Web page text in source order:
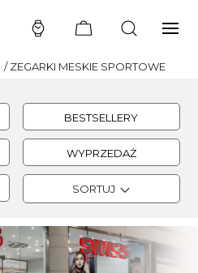
/ZEGARKI MESKIE SPORTOWE
BESTSELLERY
WYPRZEDAŻ
SORTUJ